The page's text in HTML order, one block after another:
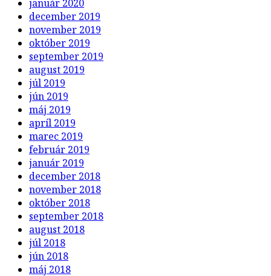
január 2020
december 2019
november 2019
október 2019
september 2019
august 2019
júl 2019
jún 2019
máj 2019
apríl 2019
marec 2019
február 2019
január 2019
december 2018
november 2018
október 2018
september 2018
august 2018
júl 2018
jún 2018
máj 2018